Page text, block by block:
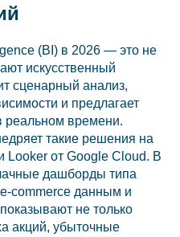
(BI) в 2026 — это не
искусственный
сценарный анализ,
и предлагает
реальном времени.
такие решения на
Looker от Google Cloud. В
дашборды типа
commerce данным и
не только
акций, убыточные